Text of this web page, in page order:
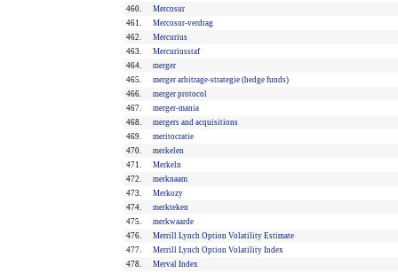
460.
Mercosur
461.
Mercosur-verdrag
462.
Mercurius
463.
Mercuriusstaf
464.
merger
465.
merger arbitrage-strategie (hedge funds)
466.
merger protocol
467.
merger-mania
468.
mergers and acquisitions
469.
meritocratie
470.
merkelen
471.
Merkeln
472.
merknaam
473.
Merkozy
474.
merkteken
475.
merkwaarde
476.
Merrill Lynch Option Volatility Estimate
477.
Merrill Lynch Option Volatility Index
478.
Merval Index